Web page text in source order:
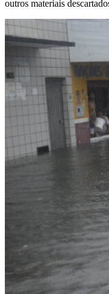
outros materiais